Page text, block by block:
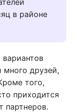
в районе
много друзей,
того,
приходится
партнеров.